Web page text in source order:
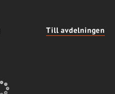
Till avdelningen